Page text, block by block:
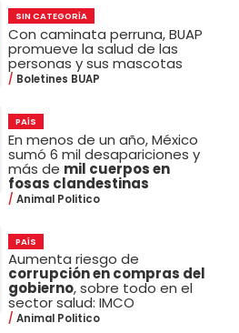
SIN CATEGORÍA
Con caminata perruna, BUAP
promueve la salud de las
personas y sus mascotas
Boletines BUAP
PAÍS
En menos de un año, México
sumó 6 mil desapariciones y
más de mil cuerpos en
fosas clandestinas
Animal Politico
PAÍS
Aumenta riesgo de
corrupción en compras del
gobierno, sobre todo en el
sector salud: IMCO
Animal Politico